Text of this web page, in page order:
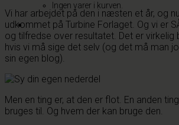
Ingen varer i kurven.
Vi har arbejdet på den i næsten et år, og
udkommet på Turbine Forlaget. Og vi er
og tilfredse over resultatet. Det er virkelig
hvis vi må sige det selv (og det må man
sin egen blog).
Men en ting er, at den er flot. En anden
bruges til. Og hvem der kan bruge den.